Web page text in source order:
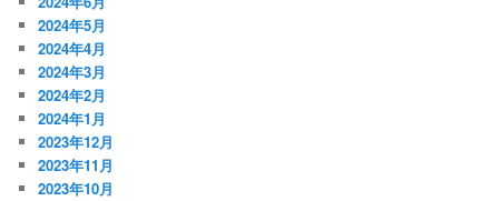
2024年5月
2024年4月
2024年3月
2024年2月
2024年1月
2023年12月
2023年11月
2023年10月